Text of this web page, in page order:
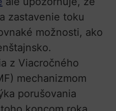
zastavenie toku
možnosti, ako
z Viacročného
mechanizmom
porušovania